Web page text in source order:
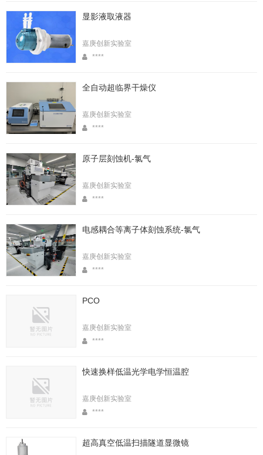
显影液取液器
嘉庚创新实验室
****
全自动超临界干燥仪
嘉庚创新实验室
****
原子层刻蚀机-氯气
嘉庚创新实验室
****
电感耦合等离子体刻蚀系统-氯气
嘉庚创新实验室
****
PCO
嘉庚创新实验室
****
快速换样低温光学电学恒温腔
嘉庚创新实验室
****
超高真空低温扫描隧道显微镜